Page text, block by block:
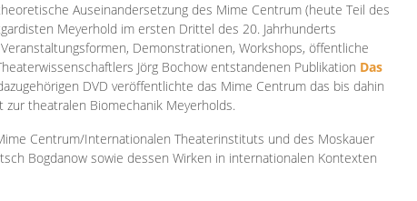
Auseinandersetzung des Mime Centrum (heute Teil des
Meyerhold im ersten Drittel des 20. Jahrhunderts
Demonstrationen, Workshops, öffentliche
Jörg Bochow entstandenen Publikation Das
DVD veröffentlichte das Mime Centrum das bis dahin
theatralen Biomechanik Meyerholds.
Centrum/Internationalen Theaterinstituts und des Moskauer
Bogdanow sowie dessen Wirken in internationalen Kontexten